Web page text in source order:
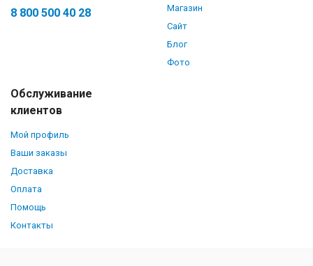
8 800 500 40 28
Магазин
Сайт
Блог
Фото
Обслуживание
клиентов
Мой профиль
Ваши заказы
Доставка
Оплата
Помощь
Контакты